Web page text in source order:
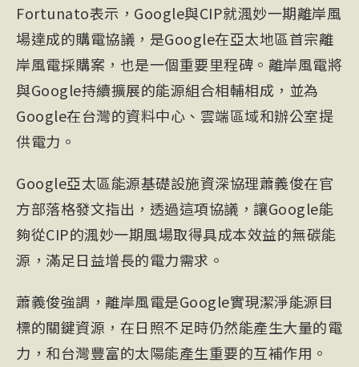
Fortunato表示，Google與CIP就渢妙一期離岸風
場達成的購電協議，是Google在亞太地區首宗離
岸風電採購案，也是一個重要里程碑。離岸風電將
與Google持續擴展的能源組合相輔相成，並為
Google在台灣的資料中心、雲端區域和辦公室提
供電力。
Google亞太區能源基礎設施資深協理蕭義俊在官
方部落格發文指出，透過這項協議，讓Google能
夠從CIP的渢妙一期風場取得具成本效益的無碳能
源，滿足日益增長的電力需求。
蕭義俊強調，離岸風電是Google實現潔淨能源目
標的關鍵資源，在日照不足時仍然能產生大量的電
力，和台灣豐富的太陽能產生重要的互補作用。